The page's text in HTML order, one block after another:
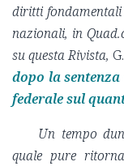
diritti fondamentali
nazionali, in
su questa Rivista,
dopo la
federale sul
Un tempo
quale pure